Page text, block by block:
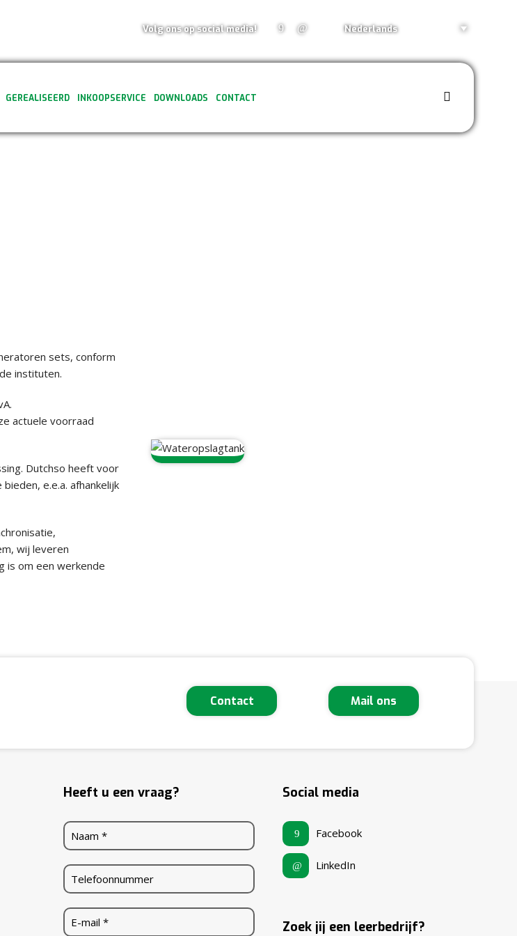
Volg ons op social media! Nederlands
GEREALISEERD INKOOPSERVICE DOWNLOADS CONTACT
sets, conform
instituten.
actuele voorraad
Dutchso heeft voor
e.e.a. afhankelijk
wij leveren
is om een werkende
Contact Mail ons
Heeft u een vraag? Social media
Facebook
LinkedIn
Zoek jij een leerbedrijf?